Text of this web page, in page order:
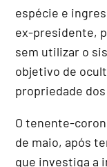
espécie e
ex-presidente,
sem utilizar o
objetivo de
propriedade dos
O tenente-
de maio, após
que investiga a